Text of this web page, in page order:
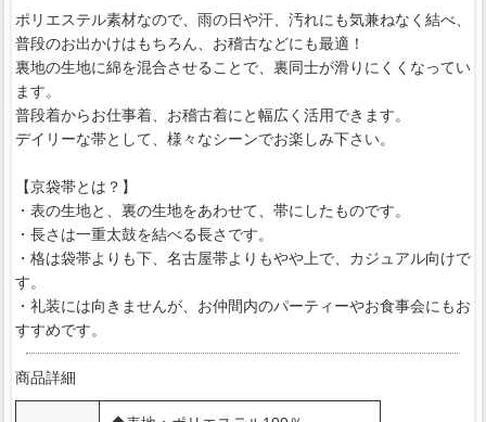
ポリエステル素材なので、雨の日や汗、汚れにも気兼ねなく結べ、
普段のお出かけはもちろん、お稽古などにも最適！
裏地の生地に綿を混合させることで、裏同士が滑りにくくなってい
ます。
普段着からお仕事着、お稽古着にと幅広く活用できます。
デイリーな帯として、様々なシーンでお楽しみ下さい。
【京袋帯とは？】
・表の生地と、裏の生地をあわせて、帯にしたものです。
・長さは一重太鼓を結べる長さです。
・格は袋帯よりも下、名古屋帯よりもやや上で、カジュアル向けで
す。
・礼装には向きませんが、お仲間内のパーティーやお食事会にもお
すすめです。
商品詳細